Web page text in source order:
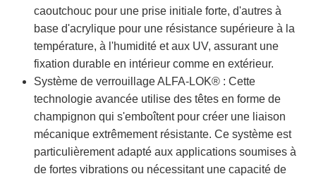
caoutchouc pour une prise initiale forte, d'autres à
base d'acrylique pour une résistance supérieure à la
température, à l'humidité et aux UV, assurant une
fixation durable en intérieur comme en extérieur.
Système de verrouillage ALFA-LOK® : Cette
technologie avancée utilise des têtes en forme de
champignon qui s'emboîtent pour créer une liaison
mécanique extrêmement résistante. Ce système est
particulièrement adapté aux applications soumises à
de fortes vibrations ou nécessitant une capacité de